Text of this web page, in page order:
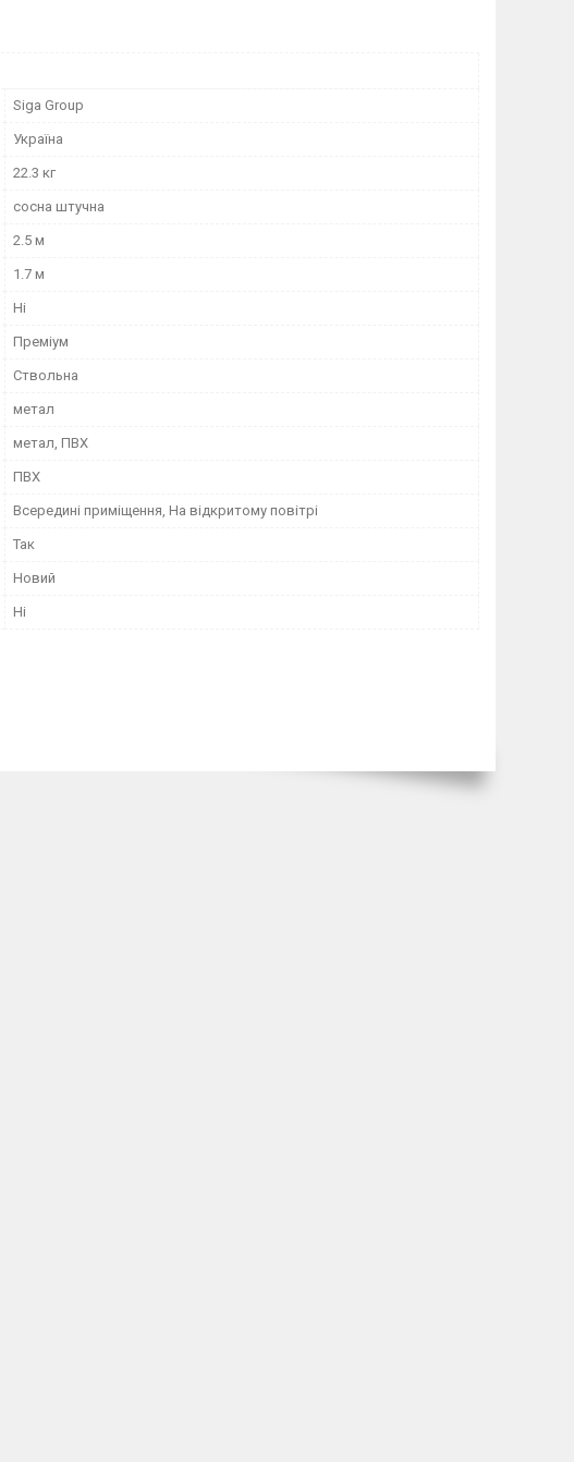
Siga Group
Україна
22.3 кг
сосна штучна
2.5 м
1.7 м
Ні
Преміум
Ствольна
метал
метал, ПВХ
ПВХ
Всередині приміщення, На відкритому повітрі
Так
Новий
Ні